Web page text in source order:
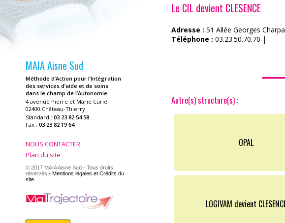
MAIA Aisne Sud
Méthode d’Action pour l’Intégration
des services d’aide et de soins
dans le champ de l’Autonomie
4 avenue Pierre et Marie Curie
02400 Château-Thierry
Standard : 03 23 82 54 58
Fax : 03 23 82 19 64
NOUS CONTACTER
Plan du site
© 2017 MAIA Aisne Sud - Tous droits
réservés • Mentions légales et Crédits du
site
Le CIL devient CLESENCE
Adresse : 51 Allée Georges
Téléphone : 03.23.50.70.70 |
Autre(s) structure(s) :
OPAL
LOGIVAM devient